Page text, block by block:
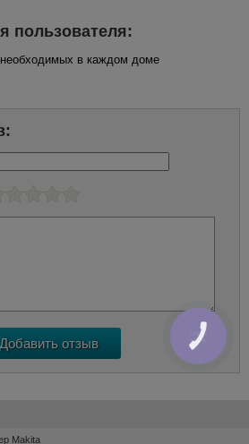
пользователя:
в каждом доме
Makita
КНОПКА
ЗВ'ЯЗКУ